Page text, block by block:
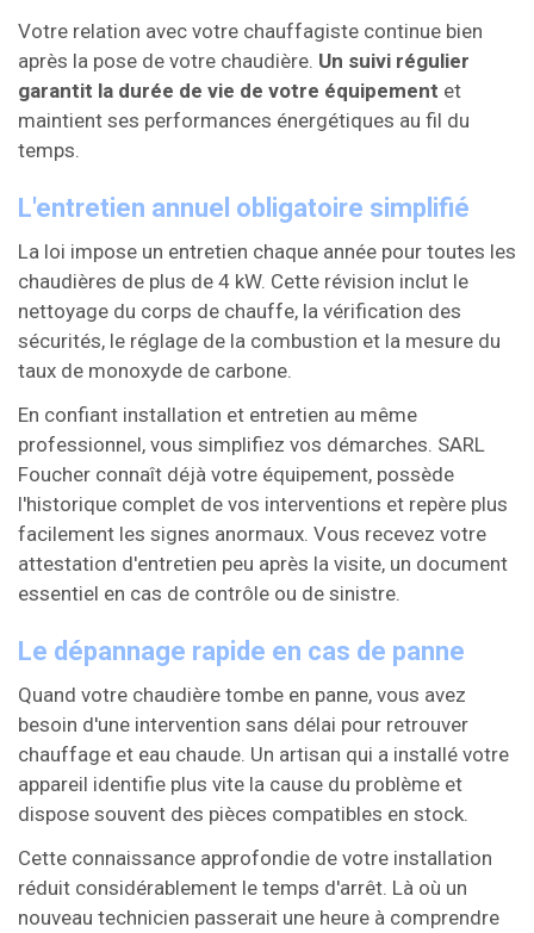
Votre relation avec votre chauffagiste continue bien
après la pose de votre chaudière. Un suivi régulier
garantit la durée de vie de votre équipement et
maintient ses performances énergétiques au fil du
temps.
L'entretien annuel obligatoire simplifié
La loi impose un entretien chaque année pour toutes les
chaudières de plus de 4 kW. Cette révision inclut le
nettoyage du corps de chauffe, la vérification des
sécurités, le réglage de la combustion et la mesure du
taux de monoxyde de carbone.
En confiant installation et entretien au même
professionnel, vous simplifiez vos démarches. SARL
Foucher connaît déjà votre équipement, possède
l'historique complet de vos interventions et repère plus
facilement les signes anormaux. Vous recevez votre
attestation d'entretien peu après la visite, un document
essentiel en cas de contrôle ou de sinistre.
Le dépannage rapide en cas de panne
Quand votre chaudière tombe en panne, vous avez
besoin d'une intervention sans délai pour retrouver
chauffage et eau chaude. Un artisan qui a installé votre
appareil identifie plus vite la cause du problème et
dispose souvent des pièces compatibles en stock.
Cette connaissance approfondie de votre installation
réduit considérablement le temps d'arrêt. Là où un
nouveau technicien passerait une heure à comprendre